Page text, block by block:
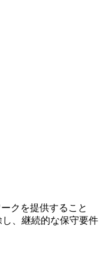
クを提供すること
、継続的な保守要件